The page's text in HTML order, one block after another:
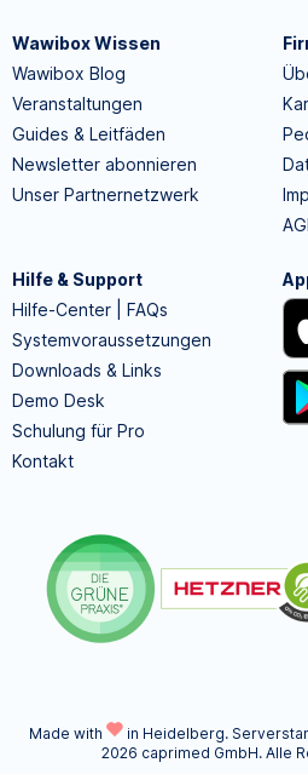
Wawibox Wissen
Wawibox Blog
Veranstaltungen
Guides & Leitfäden
Newsletter abonnieren
Unser Partnernetzwerk
Hilfe & Support
Hilfe-Center | FAQs
Systemvoraussetzungen
Downloads & Links
Demo Desk
Schulung für Pro
Kontakt
Made with in Heidelberg.
2026 caprimed GmbH. Alle